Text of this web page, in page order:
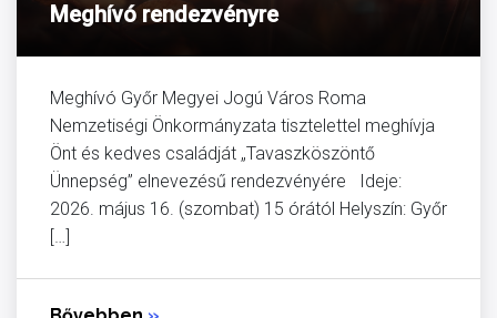
Meghívó rendezvényre
Meghívó Győr Megyei Jogú Város Roma
Nemzetiségi Önkormányzata tisztelettel meghívja
Önt és kedves családját „Tavaszköszöntő
Ünnepség” elnevezésű rendezvényére Ideje:
2026. május 16. (szombat) 15 órától Helyszín: Győr
[…]